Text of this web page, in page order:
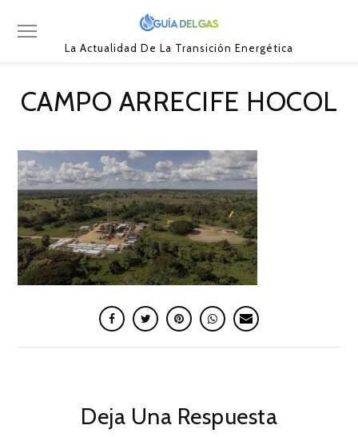
La Actualidad De La Transición Energética
CAMPO ARRECIFE HOCOL
Deja Una Respuesta